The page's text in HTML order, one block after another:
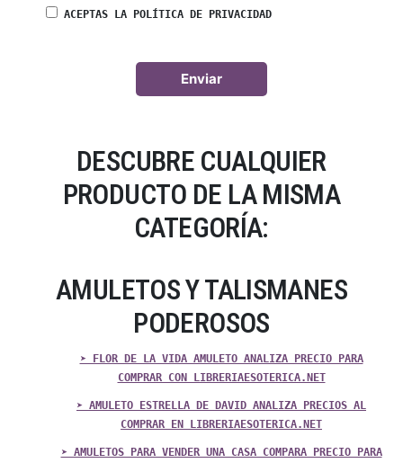
ACEPTAS LA POLÍTICA DE PRIVACIDAD
DESCUBRE CUALQUIER
PRODUCTO DE LA MISMA
CATEGORÍA:
AMULETOS Y TALISMANES
PODEROSOS
➤ FLOR DE LA VIDA AMULETO ANALIZA PRECIO PARA
COMPRAR CON LIBRERIAESOTERICA.NET
➤ AMULETO ESTRELLA DE DAVID ANALIZA PRECIOS AL
COMPRAR EN LIBRERIAESOTERICA.NET
➤ AMULETOS PARA VENDER UNA CASA COMPARA PRECIO PARA